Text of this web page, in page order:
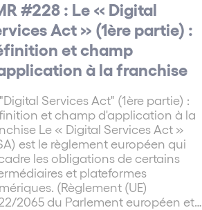
#228 : Le « Digital
Act » (1ère partie) :
et champ
à la franchise
Services Act" (1ère partie) :
et champ d'application à la
Le « Digital Services Act »
est le règlement européen qui
les obligations de certains
et plateformes
(Règlement (UE)
2065 du Parlement européen et…